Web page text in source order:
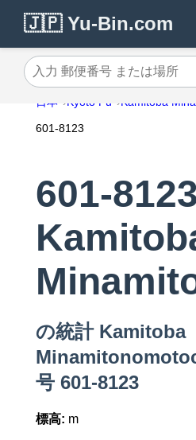
🇯🇵 Yu-Bin.com
入力 郵便番号 または場所
日本 Kyoto Fu Kamitoba
601-8123
601-8123
の統計 Kamitoba
号 601-8123
標高: m